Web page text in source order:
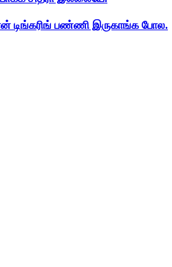
டிங்கரிங் பண்ணி இருகாங்க போல.